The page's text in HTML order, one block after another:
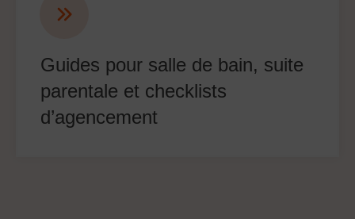
Guides pour salle de bain, suite
parentale et checklists
d’agencement